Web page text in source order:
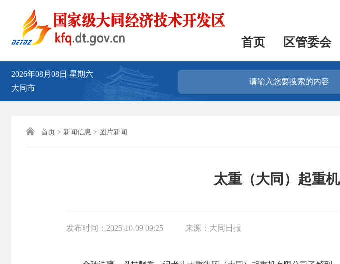
首页 区管委会
2026年08月08日 星期六
大同市
 首页 > 新闻信息 > 图片新闻
太重（大同）起重
发布时间： 2025-10-09 09:25 来源： 大同日报